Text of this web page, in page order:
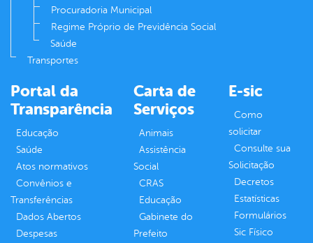
Procuradoria Municipal
Regime Próprio de Previdência Social
Saúde
Transportes
Portal da
Transparência
Educação
Saúde
Atos normativos
Convênios e
Transferências
Dados Abertos
Despesas
Carta de
Serviços
Animais
Assistência
Social
CRAS
Educação
Gabinete do
Prefeito
E-sic
Como
solicitar
Consulte sua
Solicitação
Decretos
Estatísticas
Formulários
Sic Físico